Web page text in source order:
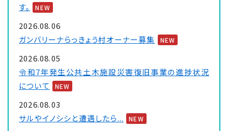
す。
NEW
2026.08.06
ガンバリーナらっきょう村オーナー募集
NEW
2026.08.05
令和7年発生公共土木施設災害復旧事業の進捗状況
について
NEW
2026.08.03
サルやイノシシと遭遇したら...
NEW